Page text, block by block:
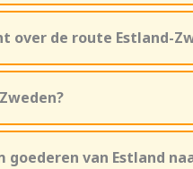
de route Estland-
van Estland